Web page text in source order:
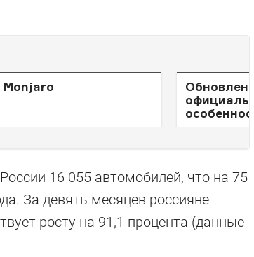
Monjaro
16 055 автомобилей, что на 75
За девять месяцев россияне
росту на 91,1 процента (данные